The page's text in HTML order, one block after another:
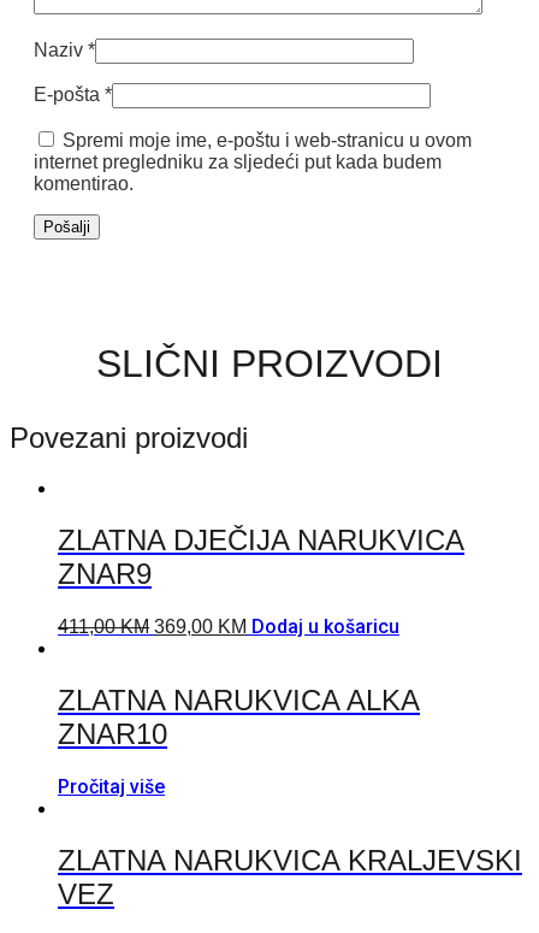
Naziv *
E-pošta *
Spremi moje ime, e-poštu i web-stranicu u ovom
internet pregledniku za sljedeći put kada budem
komentirao.
SLIČNI PROIZVODI
Povezani proizvodi
ZLATNA DJEČIJA NARUKVICA
ZNAR9
411,00KM 369,00 KM Dodaj u košaricu
ZLATNA NARUKVICA ALKA
ZNAR10
Pročitaj više
ZLATNA NARUKVICA KRALJEVSKI
VEZ